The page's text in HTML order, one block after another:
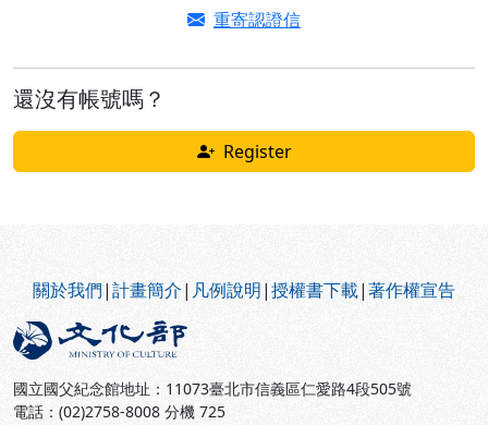
重寄認證信
還沒有帳號嗎？
Register
關於我們|計畫簡介| 凡例說明|授權書下載|著作權宣告
國立國父紀念館地址：11073臺北市信義區仁愛路4段505號
電話：(02)2758-8008 分機 725